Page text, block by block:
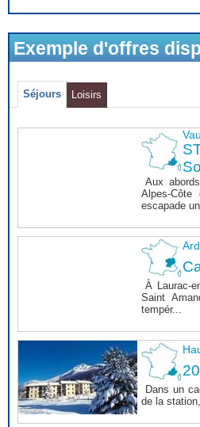
Exemple d'offres
Séjours Loisirs
Aux
Alpes-
escapade
À Laurac-
Saint
tempér...
Dans un
de la